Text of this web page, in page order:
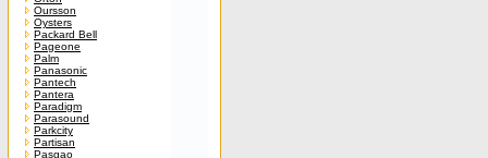
Oursson
Oysters
Packard Bell
Pageone
Palm
Panasonic
Pantech
Pantera
Paradigm
Parasound
Parkcity
Partisan
Pasgao